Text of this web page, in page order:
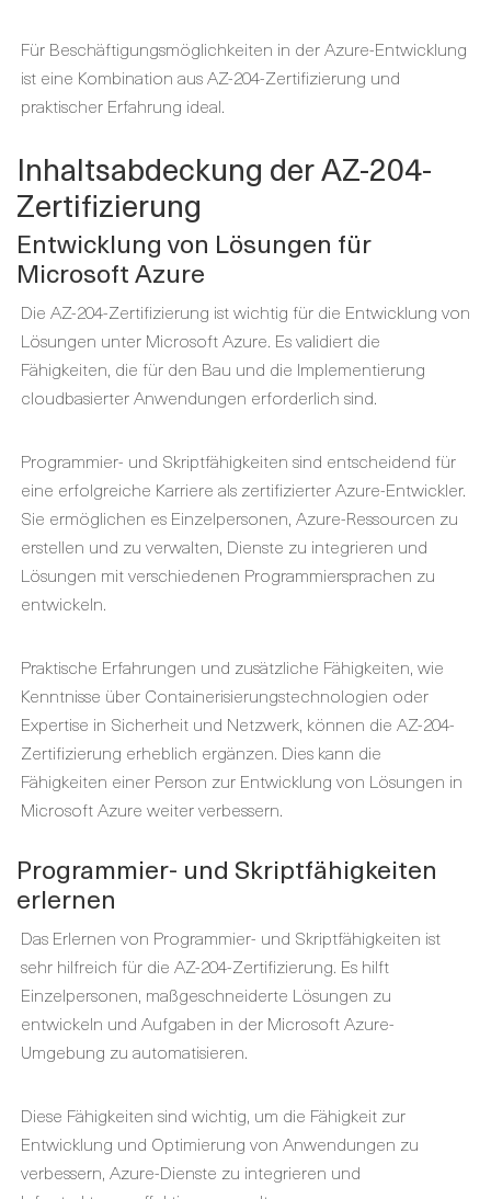
Für Beschäftigungsmöglichkeiten in der Azure-Entwicklung
ist eine Kombination aus AZ-204-Zertifizierung und
praktischer Erfahrung ideal.
Inhaltsabdeckung der AZ-204-
Zertifizierung
Entwicklung von Lösungen für
Microsoft Azure
Die AZ-204-Zertifizierung ist wichtig für die Entwicklung von
Lösungen unter Microsoft Azure. Es validiert die
Fähigkeiten, die für den Bau und die Implementierung
cloudbasierter Anwendungen erforderlich sind.
Programmier- und Skriptfähigkeiten sind entscheidend für
eine erfolgreiche Karriere als zertifizierter Azure-Entwickler.
Sie ermöglichen es Einzelpersonen, Azure-Ressourcen zu
erstellen und zu verwalten, Dienste zu integrieren und
Lösungen mit verschiedenen Programmiersprachen zu
entwickeln.
Praktische Erfahrungen und zusätzliche Fähigkeiten, wie
Kenntnisse über Containerisierungstechnologien oder
Expertise in Sicherheit und Netzwerk, können die AZ-204-
Zertifizierung erheblich ergänzen. Dies kann die
Fähigkeiten einer Person zur Entwicklung von Lösungen in
Microsoft Azure weiter verbessern.
Programmier- und Skriptfähigkeiten
erlernen
Das Erlernen von Programmier- und Skriptfähigkeiten ist
sehr hilfreich für die AZ-204-Zertifizierung. Es hilft
Einzelpersonen, maßgeschneiderte Lösungen zu
entwickeln und Aufgaben in der Microsoft Azure-
Umgebung zu automatisieren.
Diese Fähigkeiten sind wichtig, um die Fähigkeit zur
Entwicklung und Optimierung von Anwendungen zu
verbessern, Azure-Dienste zu integrieren und